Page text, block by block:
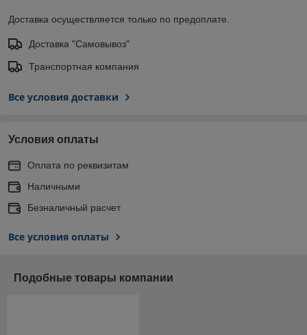
Доставка осуществляется только по предоплате.
Доставка "Самовывоз"
Транспортная компания
Все условия доставки
Условия оплаты
Оплата по реквизитам
Наличными
Безналичный расчет
Все условия оплаты
Подобные товары компании